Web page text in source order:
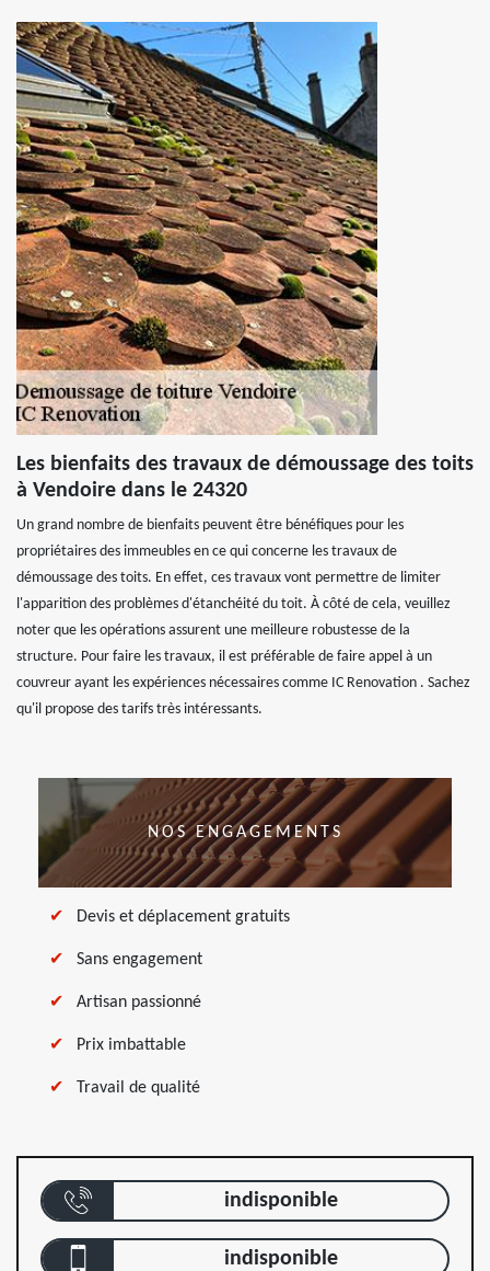
Les bienfaits des travaux de démoussage des toits
à Vendoire dans le 24320
Un grand nombre de bienfaits peuvent être bénéfiques pour les
propriétaires des immeubles en ce qui concerne les travaux de
démoussage des toits. En effet, ces travaux vont permettre de limiter
l'apparition des problèmes d'étanchéité du toit. À côté de cela, veuillez
noter que les opérations assurent une meilleure robustesse de la
structure. Pour faire les travaux, il est préférable de faire appel à un
couvreur ayant les expériences nécessaires comme IC Renovation . Sachez
qu'il propose des tarifs très intéressants.
NOS ENGAGEMENTS
Devis et déplacement gratuits
Sans engagement
Artisan passionné
Prix imbattable
Travail de qualité
indisponible
indisponible